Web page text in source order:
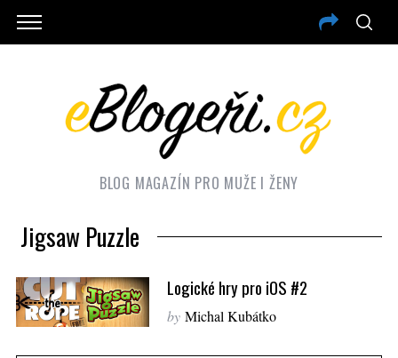
BLOG MAGAZÍN PRO MUŽE I ŽENY
Jigsaw Puzzle
Logické hry pro iOS #2
by Michal Kubátko